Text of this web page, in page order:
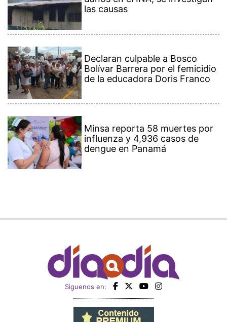
las causas
Declaran culpable a Bosco
Bolívar Barrera por el femicidio
de la educadora Doris Franco
Minsa reporta 58 muertes por
influenza y 4,936 casos de
dengue en Panamá
Siguenos en: